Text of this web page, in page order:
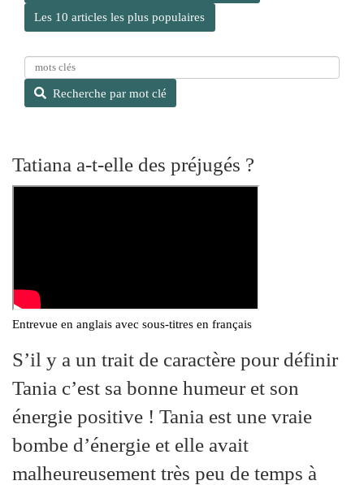
Les 10 articles les plus populaires
e
c
h
l
Recherche par mot clé
Tatiana a-t-elle des préjugés ?
Entrevue en anglais avec sous-titres en français
S’il y a un trait de caractère pour définir
Tania c’est sa bonne humeur et son
énergie positive ! Tania est une vraie
bombe d’énergie et elle avait
malheureusement très peu de temps à